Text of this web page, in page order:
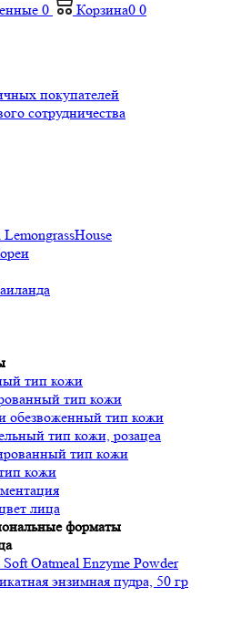
0 Корзина0 0
покупателей
сотрудничества
тип кожи
тип кожи
обезвоженный тип кожи
тип кожи, розацеа
тип кожи
кожи
лица
форматы
Oatmeal Enzyme Powder
энзимная пудра, 50 гр